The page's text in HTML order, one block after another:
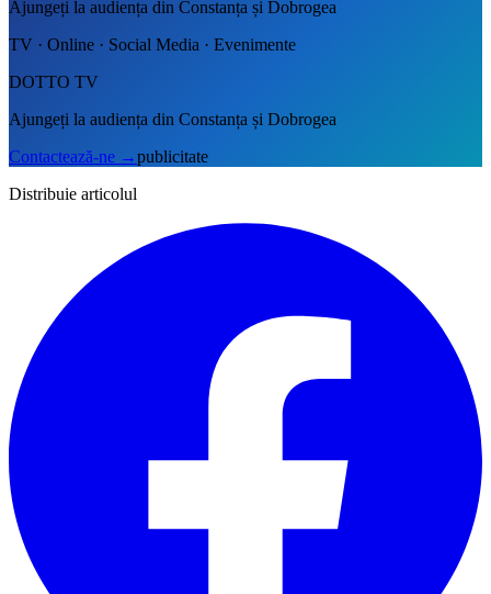
Ajungeți la audiența din Constanța și Dobrogea
TV · Online · Social Media · Evenimente
DOTTO TV
Ajungeți la audiența din Constanța și Dobrogea
Contactează-ne →publicitate
Distribuie articolul